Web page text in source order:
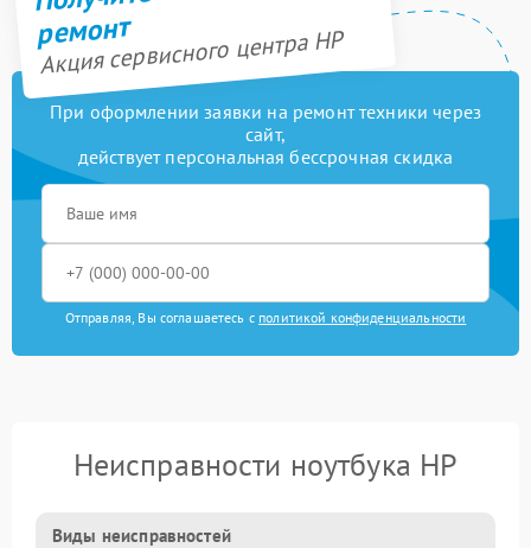
ремонт
Акция сервисного центра HP
При оформлении заявки на ремонт техники через
сайт,
действует персональная бессрочная скидка
Отправляя, Вы соглашаетесь с политикой конфиденциальности
Неисправности ноутбука HP
Виды неисправностей